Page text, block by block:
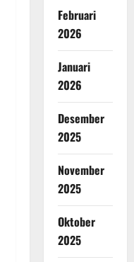
Februari
2026
Januari
2026
Desember
2025
November
2025
Oktober
2025